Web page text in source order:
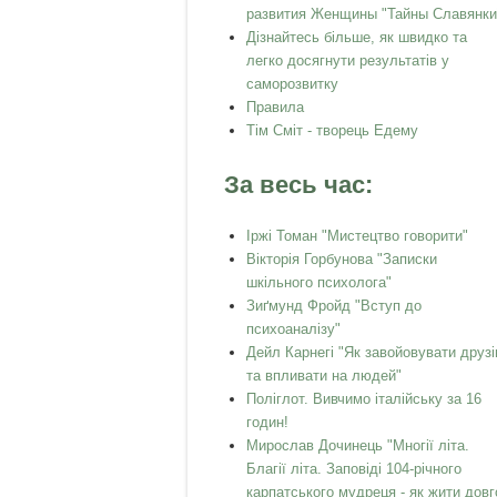
развития Женщины "Тайны
Дізнайтесь більше, як швидко та
легко досягнути результатів у
саморозвитку
Правила
Тім Сміт - творець Едему
За весь час:
Іржі Томан "Мистецтво говорити"
Вікторія Горбунова "Записки
шкільного психолога"
Зиґмунд Фройд "Вступ до
психоаналізу"
Дейл Карнегі "Як завойовувати
та впливати на людей"
Поліглот. Вивчимо італійську за 16
годин!
Мирослав Дочинець "Многії літа.
Благії літа. Заповіді 104-річного
карпатського мудреця - як жити